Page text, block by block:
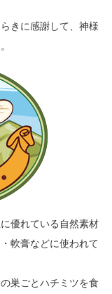
きに感謝して、神様
優れている自然素材
軟膏などに使われて
巣ごとハチミツを食